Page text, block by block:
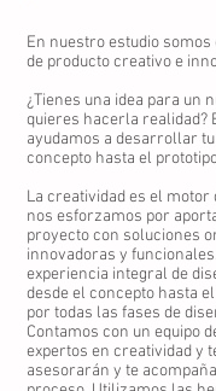
En nuestro estudio
de producto creativo e
¿Tienes una idea para un
quieres hacerla realidad?
ayudamos a desarrollar
concepto hasta el
La creatividad es el motor
nos esforzamos por
proyecto con soluciones
innovadoras y
experiencia integral de
desde el concepto hasta
por todas las fases de
Contamos con un equipo
expertos en creatividad y
asesorarán y te